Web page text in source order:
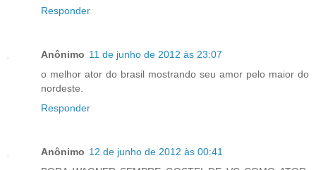
Responder
Anônimo 11 de junho de 2012 às 23:07
o melhor ator do brasil mostrando seu amor pelo maior do
nordeste.
Responder
Anônimo 12 de junho de 2012 às 00:41